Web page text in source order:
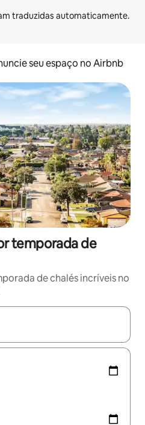
seu espaço no Airbnb
temporada de
de chalés incríveis no
disponíveis, explore-os